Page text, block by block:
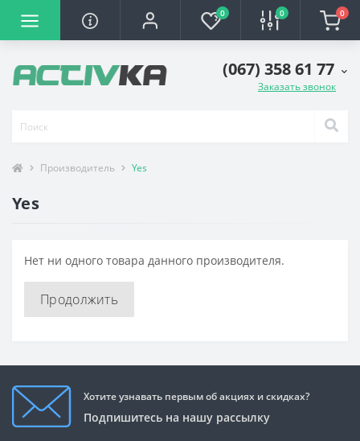
0 0 0
(067) 358 61 77
Заказать звонок
Производитель Yes
Yes
Нет ни одного товара данного производителя.
Продолжить
Хотите узнавать первым об акциях и скидках?
Подпишитесь на нашу рассылку